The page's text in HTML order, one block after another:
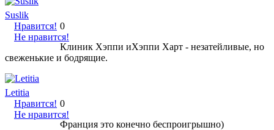
Suslik
Нравится!
Не нравится!
0
Клиник Хэппи иХэппи Харт - незатейливые, но
свеженькие и бодрящие.
Letitia
Нравится!
Не нравится!
0
Франция это конечно беспроигрышно)